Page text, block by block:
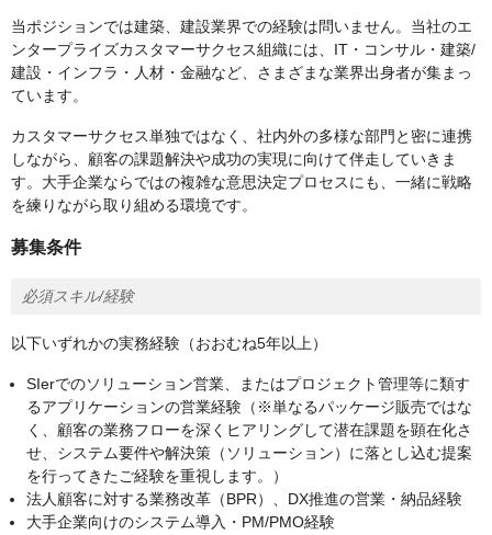
当ポジションでは建築、建設業界での経験は問いません。当社のエ
ンタープライズカスタマーサクセス組織には、IT・コンサル・建築/
建設・インフラ・人材・金融など、さまざまな業界出身者が集まっ
ています。
カスタマーサクセス単独ではなく、社内外の多様な部門と密に連携
しながら、顧客の課題解決や成功の実現に向けて伴走していきま
す。大手企業ならではの複雑な意思決定プロセスにも、一緒に戦略
を練りながら取り組める環境です。
募集条件
必須スキル/経験
以下いずれかの実務経験（おおむね5年以上）
SIerでのソリューション営業、またはプロジェクト管理等に類す
るアプリケーションの営業経験（※単なるパッケージ販売ではな
く、顧客の業務フローを深くヒアリングして潜在課題を顕在化さ
せ、システム要件や解決策（ソリューション）に落とし込む提案
を行ってきたご経験を重視します。）
法人顧客に対する業務改革（BPR）、DX推進の営業・納品経験
大手企業向けのシステム導入・PM/PMO経験